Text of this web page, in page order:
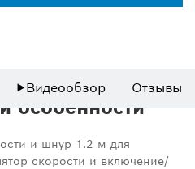
▶Видеообзор Отзывы
особенности
и шнур 1.2 м для
скорости и включение/